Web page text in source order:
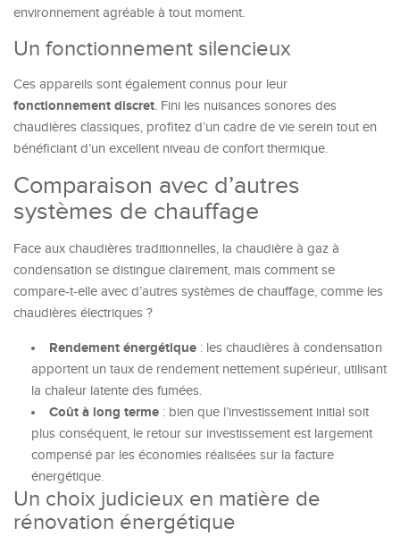
environnement agréable à tout moment.
Un fonctionnement silencieux
Ces appareils sont également connus pour leur
fonctionnement discret. Fini les nuisances sonores des
chaudières classiques, profitez d’un cadre de vie serein tout en
bénéficiant d’un excellent niveau de confort thermique.
Comparaison avec d’autres
systèmes de chauffage
Face aux chaudières traditionnelles, la chaudière à gaz à
condensation se distingue clairement, mais comment se
compare-t-elle avec d’autres systèmes de chauffage, comme les
chaudières électriques ?
Rendement énergétique : les chaudières à condensation
apportent un taux de rendement nettement supérieur, utilisant
la chaleur latente des fumées.
Coût à long terme : bien que l’investissement initial soit
plus conséquent, le retour sur investissement est largement
compensé par les économies réalisées sur la facture
énergétique.
Un choix judicieux en matière de
rénovation énergétique